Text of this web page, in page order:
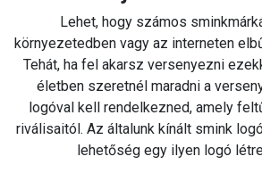
Lehet, hogy számos
környezetedben vagy az interneten
Tehát, ha fel akarsz versenyezni
életben szeretnél maradni a
logóval kell rendelkezned, amely
riválisaitól. Az általunk kínált smink
lehetőség egy ilyen logó